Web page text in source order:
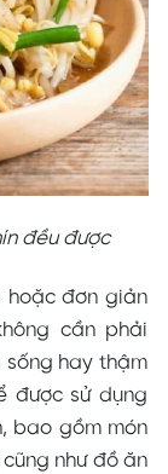
đều được
hoặc đơn giản
cần phải
sống hay thậm
được sử dụng
bao gồm món
như đồ ăn